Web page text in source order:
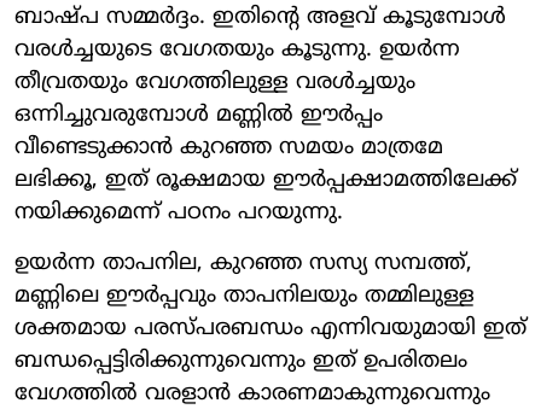
ബാഷ്പ സമ്മർദ്ദം. ഇതിന്റെ അളവ് കൂടുമ്പോൾ
വരൾച്ചയുടെ വേഗതയും കൂടുന്നു. ഉയർന്ന
തീവ്രതയും വേഗത്തിലുള്ള വരൾച്ചയും
ഒന്നിച്ചുവരുമ്പോൾ മണ്ണിൽ ഈർപ്പം
വീണ്ടെടുക്കാൻ കുറഞ്ഞ സമയം മാത്രമേ
ലഭിക്കൂ, ഇത് രൂക്ഷമായ ഈർപ്പക്ഷാമത്തിലേക്ക്
നയിക്കുമെന്ന് പഠനം പറയുന്നു.
ഉയർന്ന താപനില, കുറഞ്ഞ സസ്യ സമ്പത്ത്,
മണ്ണിലെ ഈർപ്പവും താപനിലയും തമ്മിലുള്ള
ശക്തമായ പരസ്പരബന്ധം എന്നിവയുമായി ഇത്
ബന്ധപ്പെട്ടിരിക്കുന്നുവെന്നും ഇത് ഉപരിതലം
വേഗത്തിൽ വരളാൻ കാരണമാകുന്നുവെന്നും